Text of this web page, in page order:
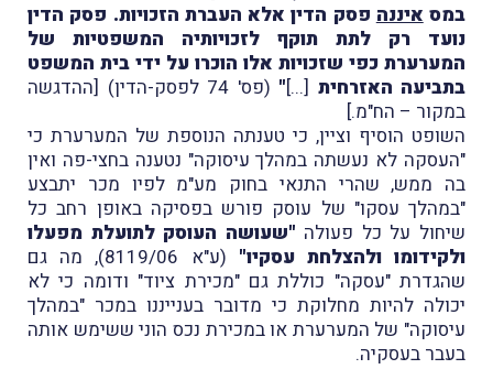
במסאיננהפסק הדין אלא העברת הזכויות. פסק הדין
נועד רק לתת תוקף לזכויותיה המשפטיות של
המערערת כפי שזכויות אלו הוכרו על ידי בית המשפט
בתביעה האזרחית [...]
"
(פס' 74 לפסק-הדין) [ההדגשה
במקור – הח"מ.]
השופט הוסיף וציין, כי טענתה הנוספת של המערערת כי
"העסקה לא נעשתה במהלך עיסוקה" נטענה בחצי-פה ואין
בה ממש, שהרי התנאי בחוק מע"מ לפיו מכר יתבצע
"במהלך עסקו" של עוסק פורש בפסיקה באופן רחב כל
שיחול על כל פעולה "שעושה העוסק לתועלת מפעלו
ולקידומו ולהצלחת עסקיו"
(ע"א 8119/06), מה גם
שהגדרת "עסקה" כוללת גם "מכירת ציוד" ודומה כי לא
יכולה להיות מחלוקת כי מדובר בענייננו במכר "במהלך
עיסוקה" של המערערת או במכירת נכס הוני ששימש אותה
בעבר בעסקיה.